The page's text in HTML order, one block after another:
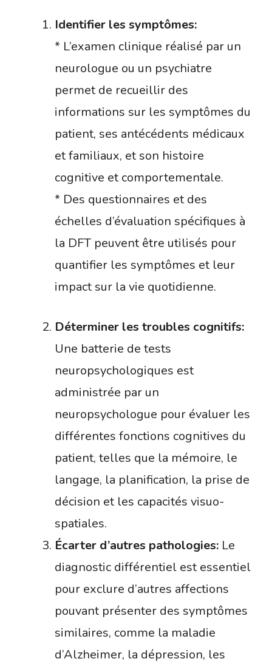
Identifier les symptômes:
* L’examen clinique réalisé par un
neurologue ou un psychiatre
permet de recueillir des
informations sur les symptômes du
patient, ses antécédents médicaux
et familiaux, et son histoire
cognitive et comportementale.
* Des questionnaires et des
échelles d’évaluation spécifiques à
la DFT peuvent être utilisés pour
quantifier les symptômes et leur
impact sur la vie quotidienne.
Déterminer les troubles cognitifs:
Une batterie de tests
neuropsychologiques est
administrée par un
neuropsychologue pour évaluer les
différentes fonctions cognitives du
patient, telles que la mémoire, le
langage, la planification, la prise de
décision et les capacités visuo-
spatiales.
Écarter d’autres pathologies: Le
diagnostic différentiel est essentiel
pour exclure d’autres affections
pouvant présenter des symptômes
similaires, comme la maladie
d’Alzheimer, la dépression, les